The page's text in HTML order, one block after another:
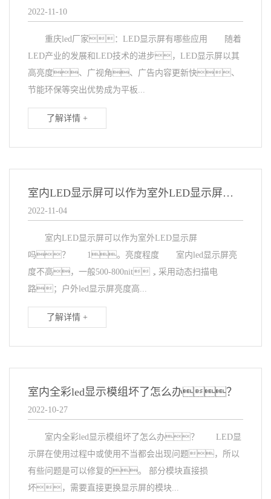
2022-11-10
重庆led厂家：LED显示屏有哪些应用 随着
LED产业的发展和LED技术的进步，LED显示屏以其
高亮度、广视角、广告内容更新快、
节能环保等突出优势成为平板...
了解详情 +
室内LED显示屏可以作为室外LED显示屏吗？
2022-11-04
室内LED显示屏可以作为室外LED显示屏
吗？ 1。亮度程度 室内led显示屏亮
度不高，一般500-800nit，采用动态扫描电
路；户外led显示屏亮度高...
了解详情 +
室内全彩led显示模组坏了怎么办？
2022-10-27
室内全彩led显示模组坏了怎么办？ LED显
示屏在使用过程中或使用不当都会出现问题，所以
有些问题是可以修复的。 部分模块直接损
坏，需要直接更换显示屏的模块...